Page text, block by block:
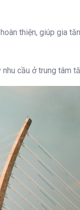
thiện, giúp gia
cầu ở trung tâm